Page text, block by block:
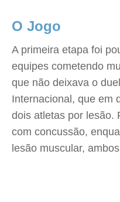
O Jogo
A primeira etapa foi
equipes cometendo
que não deixava o
Internacional, que em
dois atletas por lesão.
com concussão,
lesão muscular,